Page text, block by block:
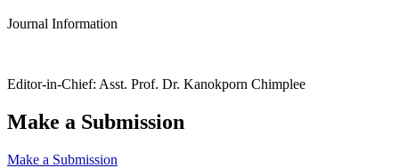
Journal Information
Editor-in-Chief: Asst. Prof. Dr. Kanokporn Chimplee
Make a Submission
Make a Submission